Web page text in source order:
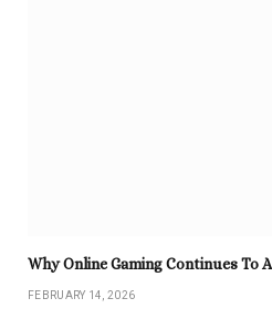
Why Online Gaming Continues To
FEBRUARY 14, 2026